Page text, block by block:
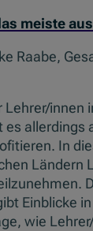
meiste
Raabe,
Lehrer/innen
allerdings
In
Ländern
Einblicke
wie